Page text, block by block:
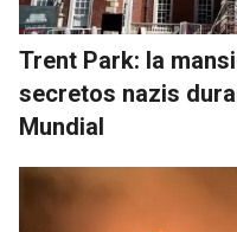
Trent Park: la
secretos nazis
Mundial